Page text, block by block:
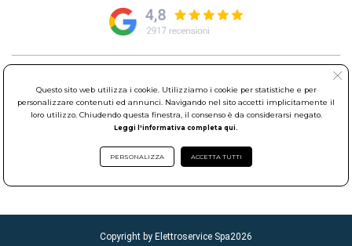
00015 Monterotondo Scalo (RM)
Partita Iva: 01586761007 - Codice Fiscale: 06634500588 Capitale
Sociale 1.600.000,00 Euro i.v. Iscritto al Registro delle Imprese di
Sede Operativa: Via Leonardo da Vinci, 40 - 00015 Monterotondo
Scalo (RM) - Telefono:06.90095358
Copyright by Elettroservice Spa2026
Questo sito web utilizza i cookie. Utilizziamo i cookie per statistiche e per
personalizzare contenuti ed annunci. Navigando nel sito accetti implicitamente il
loro utilizzo. Chiudendo questa finestra, il consenso è da considerarsi negato.
Leggi l'informativa completa qui.
PERSONALIZZA ACCETTA TUTTI